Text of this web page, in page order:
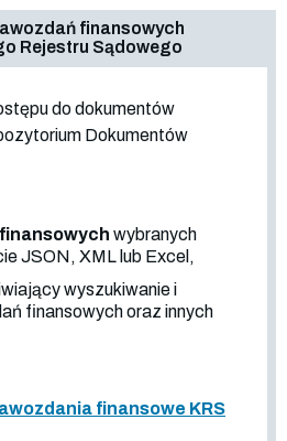
finansowych
Rejestru Sądowego
do dokumentów
Dokumentów
wybranych
JSON, XML lub Excel,
wyszukiwanie i
finansowych oraz innych
finansowe KRS